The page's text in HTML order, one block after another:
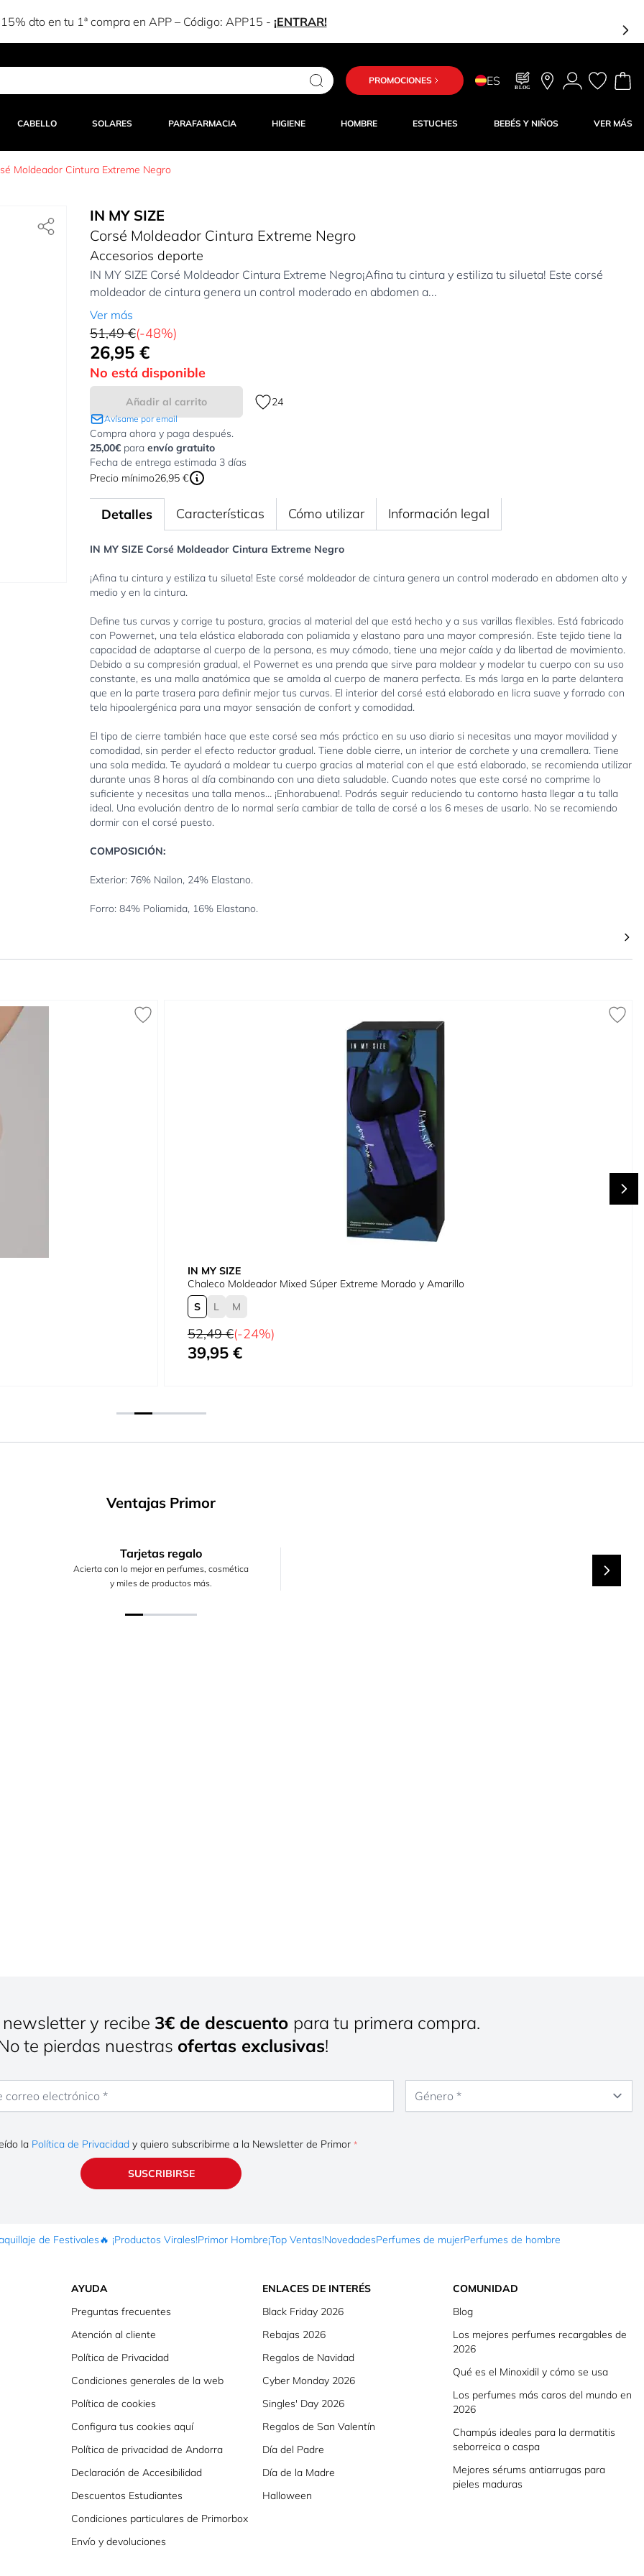
Estás a solo 25,00 € del envío gratuito
PROMOCIONES ES BLOG
CABELLO SOLARES PARAFARMACIA HIGIENE HOMBRE ESTUCHES BEBÉS Y NIÑOS VER MÁS
Moldeador Cintura Extreme Negro
IN MY SIZE
Corsé Moldeador Cintura Extreme Negro
Accesorios deporte
IN MY SIZE Corsé Moldeador Cintura Extreme Negro¡Afina tu cintura y estiliza tu silueta! Este corsé
moldeador de cintura genera un control moderado en abdomen a...
Ver más
51,49 €(-48%)
Tan bajo como:
26,95 €
No está disponible
Añadir al carrito 24
Avísame por email
Compra ahora y paga después.
25,00€ para envío gratuito
Fecha de entrega estimada 3 días
Precio mínimo26,95 €
Detalles
IN MY SIZE Corsé Moldeador Cintura Extreme Negro
¡Afina tu cintura y estiliza tu silueta! Este corsé moldeador de cintura genera un control moderado en abdomen alto y
medio y en la cintura.
Define tus curvas y corrige tu postura, gracias al material del que está hecho y a sus varillas flexibles. Está fabricado
con Powernet, una tela elástica elaborada con poliamida y elastano para una mayor compresión. Este tejido tiene la
capacidad de adaptarse al cuerpo de la persona, es muy cómodo, tiene una mejor caída y da libertad de movimiento.
Debido a su compresión gradual, el Powernet es una prenda que sirve para moldear y modelar tu cuerpo con su uso
constante, es una malla anatómica que se amolda al cuerpo de manera perfecta. Es más larga en la parte delantera
que en la parte trasera para definir mejor tus curvas. El interior del corsé está elaborado en licra suave y forrado con
tela hipoalergénica para una mayor sensación de confort y comodidad.
El tipo de cierre también hace que este corsé sea más práctico en su uso diario si necesitas una mayor movilidad y
comodidad, sin perder el efecto reductor gradual. Tiene doble cierre, un interior de corchete y una cremallera. Tiene
una sola medida. Te ayudará a moldear tu cuerpo gracias al material con el que está elaborado, se recomienda utilizar
durante unas 8 horas al día combinando con una dieta saludable. Cuando notes que este corsé no comprime lo
suficiente y necesitas una talla menos… ¡Enhorabuena!. Podrás seguir reduciendo tu contorno hasta llegar a tu talla
ideal. Una evolución dentro de lo normal sería cambiar de talla de corsé a los 6 meses de usarlo. No se recomiendo
dormir con el corsé puesto.
COMPOSICIÓN:
Exterior: 76% Nailon, 24% Elastano.
Forro: 84% Poliamida, 16% Elastano.
Características Cómo utilizar Información legal
IN MY SIZE
Chaleco Moldeador Mixed Súper Extreme Morado y Amarillo
L
M
S
Precio habitual
52,49 €(-24%)
Tan bajo como
39,95 €
Ventajas Primor
Tarjetas regalo
Acierta con lo mejor en perfumes, cosmética
y miles de productos más.
y recibe 3€ de descuento para tu primera compra.
te pierdas nuestras ofertas exclusivas!
la Política de Privacidady quiero subscribirme a la Newsletter de Primor
SUSCRIBIRSE
de Festivales🔥 ¡Productos Virales!Primor Hombre¡Top Ventas!NovedadesPerfumes de mujerPerfumes de hombre
AYUDA
Preguntas frecuentes
Atención al cliente
Política de Privacidad
Condiciones generales de la web
Política de cookies
Configura tus cookies aquí
Política de privacidad de Andorra
Declaración de Accesibilidad
Descuentos Estudiantes
Condiciones particulares de Primorbox
Envío y devoluciones
ENLACES DE INTERÉS
Black Friday 2026
Rebajas 2026
Regalos de Navidad
Cyber Monday 2026
Singles' Day 2026
Regalos de San Valentín
Día del Padre
Día de la Madre
Halloween
COMUNIDAD
Blog
Los mejores perfumes recargables de
2026
Qué es el Minoxidil y cómo se usa
Los perfumes más caros del mundo en
2026
Champús ideales para la dermatitis
seborreica o caspa
Mejores sérums antiarrugas para
pieles maduras